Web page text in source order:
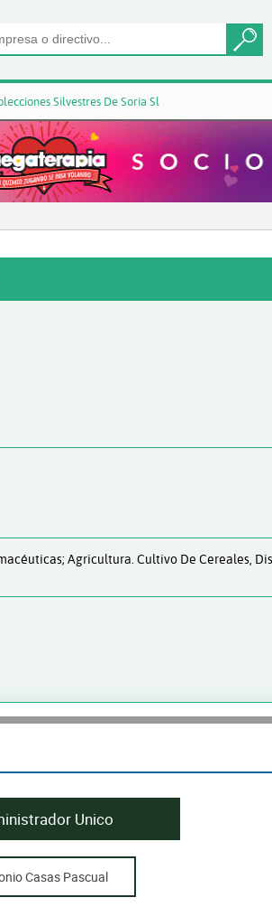
Silvestres De Soria Sl
Agricultura. Cultivo De Cereales,
Unico
Casas Pascual